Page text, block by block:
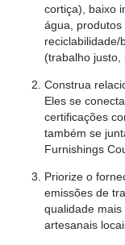
cortiça), baixo
água, produtos
reciclabilidade/
(trabalho justo,
Construa
Eles se
certificações
também se
Furnishings
Priorize o
emissões de
qualidade
artesanais